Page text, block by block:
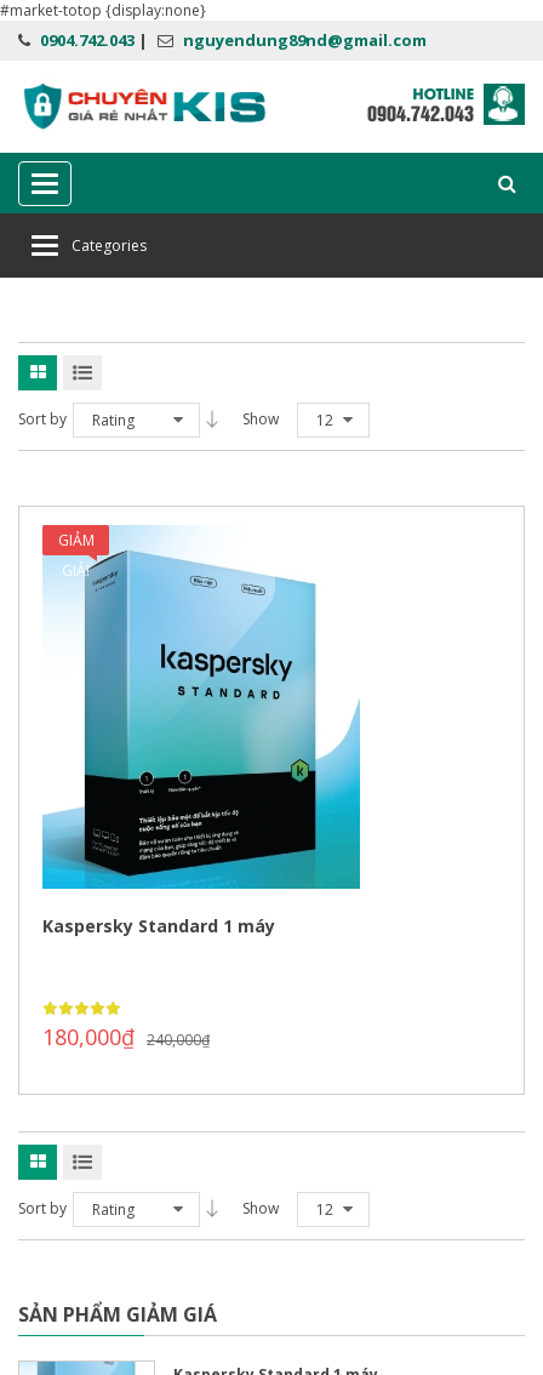
#market-totop {display:none}
0904.742.043 | nguyendung89nd@gmail.com
Categories
Categories
Home kaspersky plus
Sort by Rating Show 12
GIẢM
GIÁ!
Kaspersky Standard 1 máy
240,000₫
180,000₫
Sort by Rating Show 12
SẢN PHẨM GIẢM GIÁ